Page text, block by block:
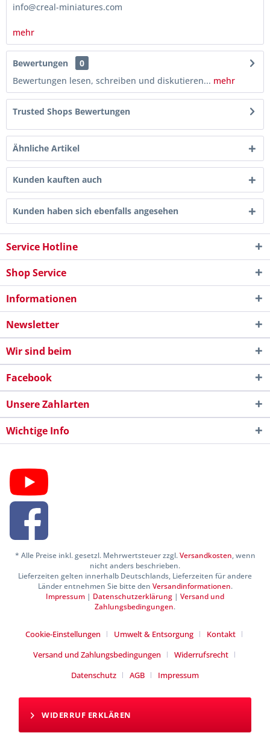
info@creal-miniatures.com
mehr
Bewertungen
0
Bewertungen lesen, schreiben und diskutieren... mehr
Trusted Shops Bewertungen
Ähnliche Artikel
Kunden kauften auch
Kunden haben sich ebenfalls angesehen
Service Hotline
Shop Service
Informationen
Newsletter
Wir sind beim
Facebook
Unsere Zahlarten
Wichtige Info
* Alle Preise inkl. gesetzl. Mehrwertsteuer zzgl.Versandkosten, wenn
nicht anders beschrieben.
Lieferzeiten gelten innerhalb Deutschlands, Lieferzeiten für andere
Länder entnehmen Sie bitte den Versandinformationen.
Impressum | Datenschutzerklärung | Versand und
Zahlungsbedingungen.
Cookie-Einstellungen Umwelt & Entsorgung
Kontakt
Versand und Zahlungsbedingungen
Widerrufsrecht
Datenschutz
AGB Impressum
WIDERRUF ERKLÄREN